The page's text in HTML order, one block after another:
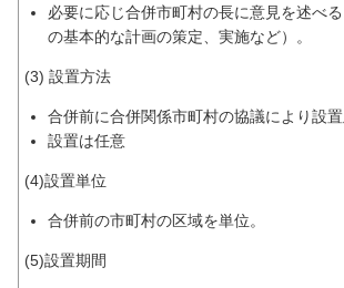
必要に応じ合併市町村の長に意見を述べ
の基本的な計画の策定、実施など）。
(3) 設置方法
合併前に合併関係市町村の協議により設
設置は任意
(4)設置単位
合併前の市町村の区域を単位。
(5)設置期間